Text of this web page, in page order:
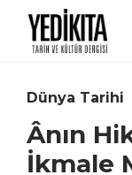
Dünya Tarihi
Ânın
İkmale